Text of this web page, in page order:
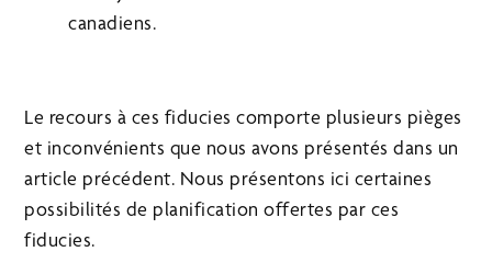
canadiens.
Le recours à ces fiducies comporte plusieurs pièges
et inconvénients que nous avons présentés dans un
article précédent. Nous présentons ici certaines
possibilités de planification offertes par ces
fiducies.